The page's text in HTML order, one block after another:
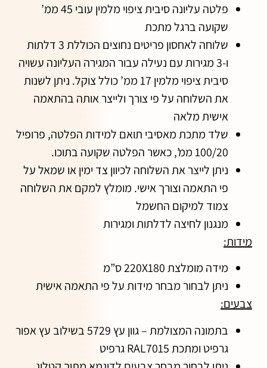
פלטה עליונה סיבית ציפוי מלמין עובי 45 ממ’
שקועה ברגל מתכת
שלוחה לאחסון פריטים נחוצים הכוללת 3 דלתות
ו-3 מגירות עם נעילה עבור המגירה העליונה עשויה
סיבית ציפוי מלמין 17 ממ’ כולל צוקל. ניתן לשנות
את השלוחה על פי צורך ולייצר אותה בהתאמה
אישית מלאה
שלד מתכת מאסיבי תואם למידות הפלטה, פרופיל
100/20 ממ’, כאשר הפלטה שקועה בתוכו.
ניתן לייצר את השלוחה לכיוון צד ימין או שמאל על
פי התאמה וצורך אישי. מומלץ למקם את השלוחה
צמוד למיקום החשמל
מנגנון לחיצה לדלתות ומגירות
מידות:
מידה מומלצת 220X180 ס”מ
ניתן לבחור מבחר מידות על פי התאמה אישית
צבעים:
בתמונה המצולמת – גוון עץ 5729 בשילוב עץ אפור
גרפיט ומתכת RAL7015 גרפיט